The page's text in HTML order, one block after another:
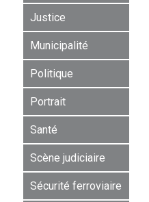
Justice
Municipalité
Politique
Portrait
Santé
Scène judiciaire
Sécurité ferroviaire